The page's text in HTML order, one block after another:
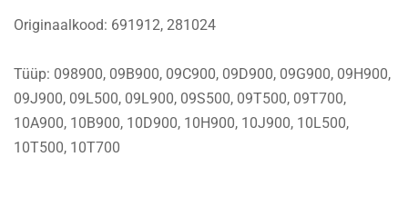
Originaalkood: 691912, 281024
Tüüp: 098900, 09B900, 09C900, 09D900, 09G900, 09H900,
09J900, 09L500, 09L900, 09S500, 09T500, 09T700,
10A900, 10B900, 10D900, 10H900, 10J900, 10L500,
10T500, 10T700